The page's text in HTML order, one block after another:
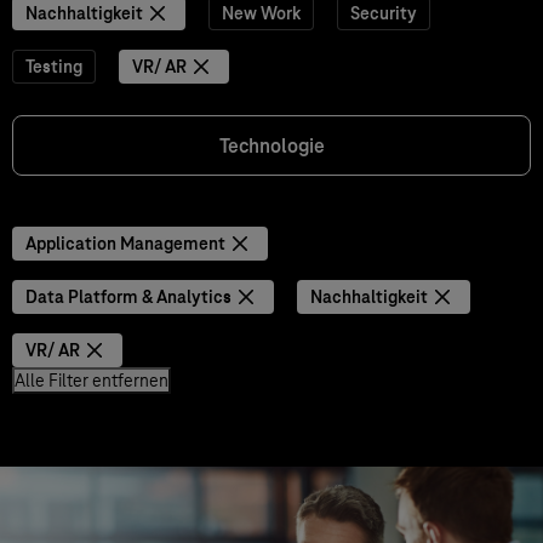
Nachhaltigkeit New Work Security
Testing VR/ AR
Technologie
Application Management
Data Platform & Analytics Nachhaltigkeit
VR/ AR
Alle Filter entfernen